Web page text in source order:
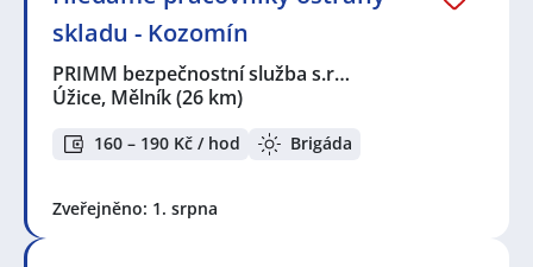
skladu - Kozomín
PRIMM bezpečnostní služba s.r…
Úžice, Mělník(26 km)
160 – 190 Kč / hod Brigáda
Zveřejněno: 1. srpna